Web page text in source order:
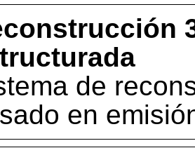
de
en